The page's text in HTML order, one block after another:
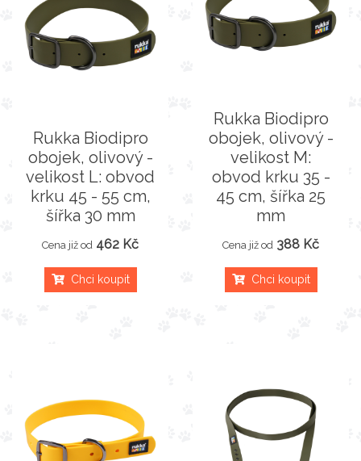
Rukka Biodipro
obojek, olivový -
velikost L: obvod
krku 45 - 55 cm,
šířka 30 mm
Cena již od 462 Kč
Chci koupit
Rukka Biodipro
obojek, olivový -
velikost M:
obvod krku 35 -
45 cm, šířka 25
mm
Cena již od 388 Kč
Chci koupit